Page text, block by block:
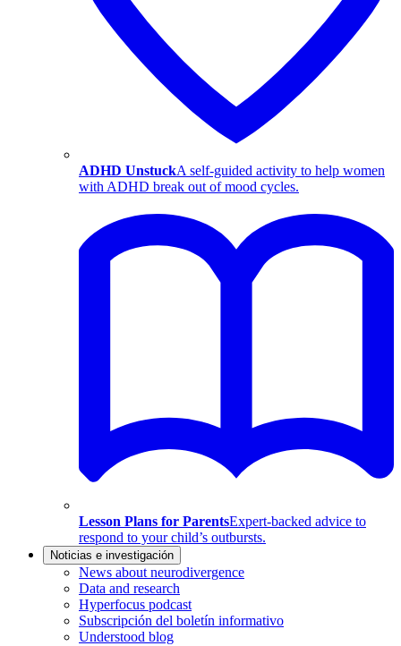
ADHD UnstuckA self-guided activity to help women
with ADHD break out of mood cycles.
Lesson Plans for ParentsExpert-backed advice to
respond to your child’s outbursts.
Noticias e investigación
News about neurodivergence
Data and research
Hyperfocus podcast
Subscripción del boletín informativo
Understood blog